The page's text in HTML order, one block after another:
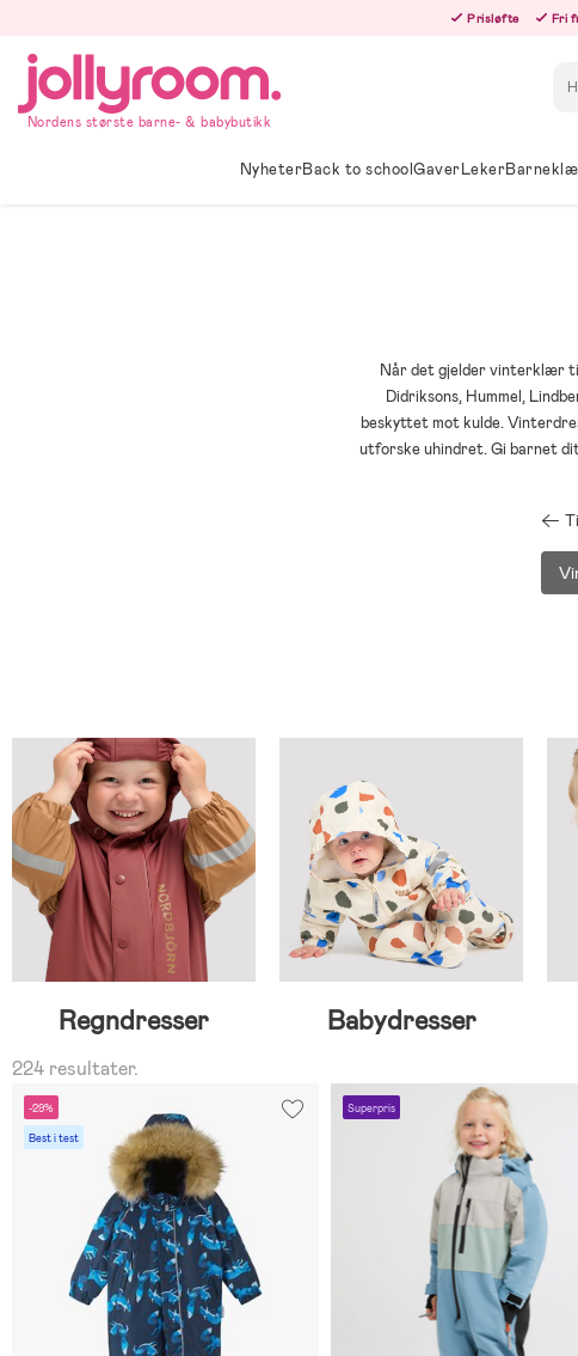
innehållet
Prisløfte Fri
Nordens største barne- & babybutikk
NyheterBack to schoolGaverLeker
Når det gjelder vinterklær
Didriksons, Hummel,
beskyttet mot kulde.
utforske uhindret. Gi barnet
Regndresser Babydresser
224 resultater.
-29%
Best i test
Superpris